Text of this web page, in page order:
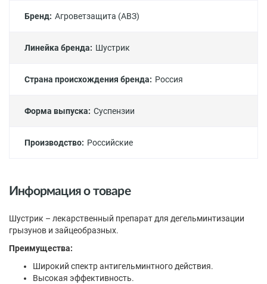
Бренд: Агроветзащита (АВЗ)
Линейка бренда: Шустрик
Страна происхождения бренда: Россия
Форма выпуска: Суспензии
Производство: Российские
Информация о товаре
Шустрик – лекарственный препарат для дегельминтизации
грызунов и зайцеобразных.
Преимущества:
Широкий спектр антигельминтного действия.
Высокая эффективность.